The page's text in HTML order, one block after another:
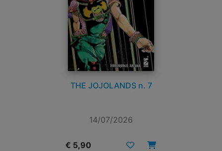
THE JOJOLANDS n. 7
14/07/2026
€ 5,90